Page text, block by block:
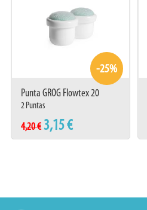
-25%
Punta GROG Flowtex 20
Roundtip
2 Puntas
4,20 € 3,15 €